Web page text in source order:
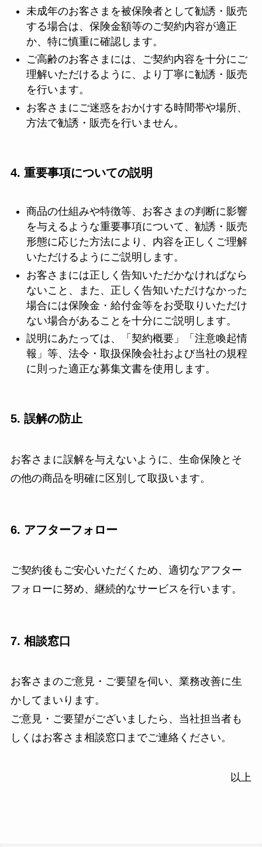
未成年のお客さまを被保険者として勧誘・販売
する場合は、保険金額等のご契約内容が適正
か、特に慎重に確認します。
ご高齢のお客さまには、ご契約内容を十分にご
理解いただけるように、より丁寧に勧誘・販売
を行います。
お客さまにご迷惑をおかけする時間帯や場所、
方法で勧誘・販売を行いません。
4. 重要事項についての説明
商品の仕組みや特徴等、お客さまの判断に影響
を与えるような重要事項について、勧誘・販売
形態に応じた方法により、内容を正しくご理解
いただけるようにご説明します。
お客さまには正しく告知いただかなければなら
ないこと、また、正しく告知いただけなかった
場合には保険金・給付金等をお受取りいただけ
ない場合があることを十分にご説明します。
説明にあたっては、「契約概要」「注意喚起情
報」等、法令・取扱保険会社および当社の規程
に則った適正な募集文書を使用します。
5. 誤解の防止
お客さまに誤解を与えないように、生命保険とそ
の他の商品を明確に区別して取扱います。
6. アフターフォロー
ご契約後もご安心いただくため、適切なアフター
フォローに努め、継続的なサービスを行います。
7. 相談窓口
お客さまのご意見・ご要望を伺い、業務改善に生
かしてまいります。
ご意見・ご要望がございましたら、当社担当者も
しくはお客さま相談窓口までご連絡ください。
以上